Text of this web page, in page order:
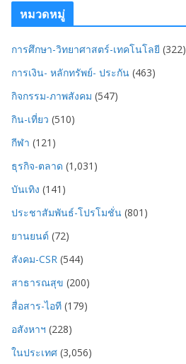
หมวดหมู่
การศึกษา-วิทยาศาสตร์-เทคโนโลยี (322)
การเงิน- หลักทรัพย์- ประกัน (463)
กิจกรรม-ภาพสังคม (547)
กิน-เที่ยว (510)
กีฬา (121)
ธุรกิจ-ตลาด (1,031)
บันเทิง (141)
ประชาสัมพันธ์-โปรโมชั่น (801)
ยานยนต์ (72)
สังคม-CSR (544)
สาธารณสุข (200)
สื่อสาร-ไอที (179)
อสังหาฯ (228)
ในประเทศ (3,056)